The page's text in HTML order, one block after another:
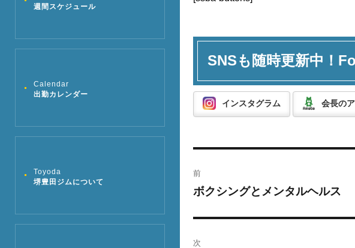
週間スケジュール
Calendar
出勤カレンダー
Toyoda
堺豊田ジムについて
SNSも随時更新中！
インスタグラム 会長の
稿
ナ
ビ
前
過
投
ボクシングとメンタルヘルス
次